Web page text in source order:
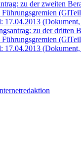
zu der zweiten
17.04.2013
zu der dritten
17.04.2013